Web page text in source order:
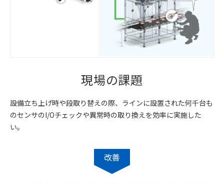
現場の課題
設備立ち上げ時や段取り替えの際、ラインに設置された何千台も
のセンサのI/Oチェックや異常時の取り換えを効率に実施した
い。
改善